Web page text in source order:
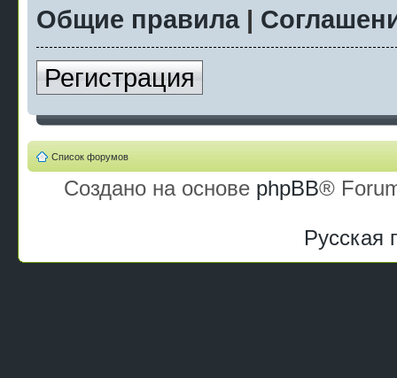
Общие правила|
Регистрация
Список форумов
Создано на основе phpBB®
Русская